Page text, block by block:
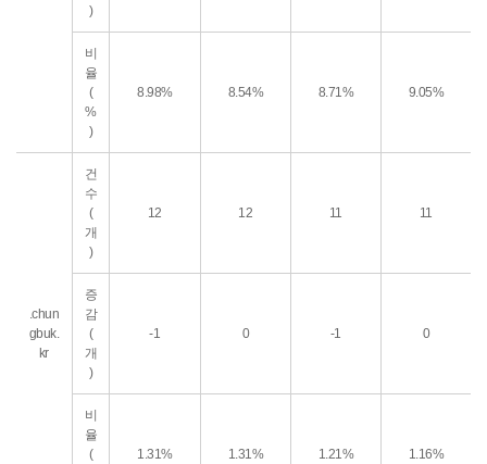
)
비
율
(
%
)
8.98% 8.54% 8.71% 9.05%
.chun
gbuk.
kr
건
수
(
개
)
12 12 11 11
증
감
(
개
)
-1 0 -1 0
비
율
(
1.31% 1.31% 1.21% 1.16%